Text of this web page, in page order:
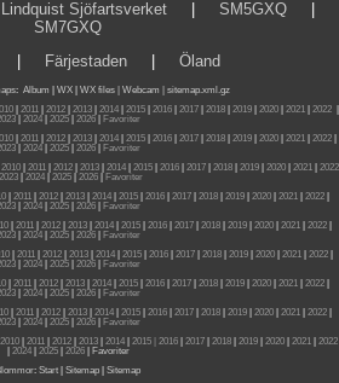
Sjöfartsverket SM5GXQ
SM7GXQ
Färjestaden| Öland
: Album WX WX files | Webcam |
sitemap.xml.gz
| 2011| 2012| 2013| 2014| 2015| 2016| 2017| 2018| 2019| 2020| 2021| 2022|
| 2024| 2025| 2026|
Favoriter
2011 2012 2013 2014 2015 2016 2017 2018 2019 2020 2021 2022
| 2024| 2025| 2026|
Favoriter
2010 2011 2012 2013 2014 2015 2016 2017 2018 2019 2020 2021
2022
2023| 2024| 2025| 2026|
Favoriter
2011 2012 2013 2014 2015 2016 2017 2018 2019 2020 2021 2022
| 2024| 2025| 2026|
Favoriter
| 2011| 2012| 2013| 2014| 2015| 2016| 2017| 2018| 2019| 2020| 2021| 2022|
| 2024| 2025| 2026|
Favoriter
| 2011| 2012| 2013| 2014| 2015| 2016| 2017| 2018| 2019| 2020| 2021| 2022|
| 2024| 2025| 2026|
Favoriter
| 2011| 2012| 2013| 2014| 2015| 2016| 2017| 2018| 2019| 2020| 2021| 2022|
| 2024| 2025| 2026|
Favoriter
2011 2012 2013 2014 2015 2016 2017 2018 2019 2020 2021 2022
| 2024| 2025| 2026|
Favoriter
2010| 2011| 2012| 2013| 2014| 2015 | 2016| 2017| 2018| 2019| 2020| 2021| 2022
2024| 2025| 2026|
Favoriter
: Start Sitemap
Sitemap